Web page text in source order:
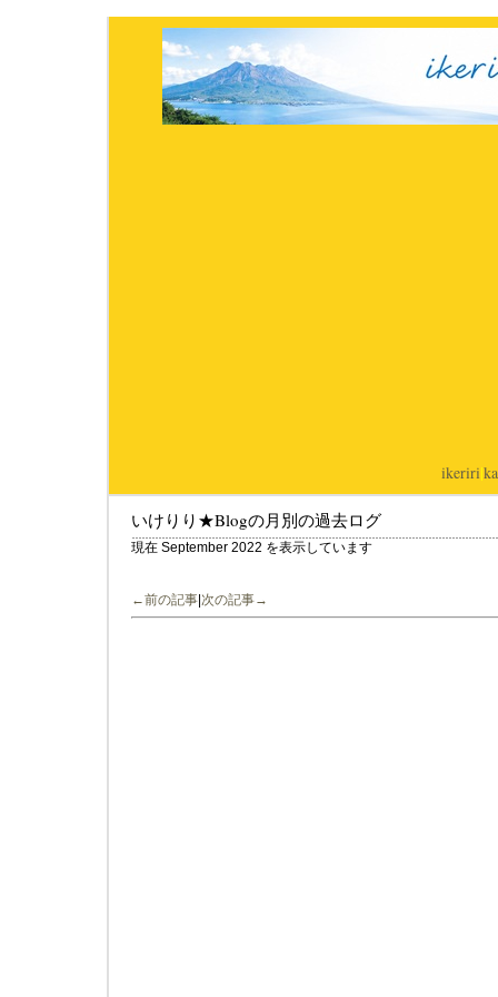
ikeriri|
いけりり★Blogの月別の過去ログ
現在 September 2022 を表示しています
←前の記事 次の記事→